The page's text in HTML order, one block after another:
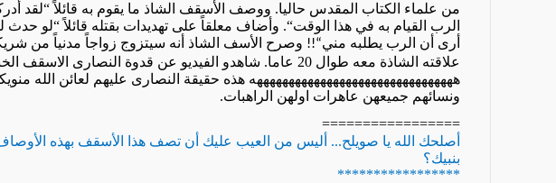
من علماء الكتاب المقدس حاليا. ووصف الأسقف الشاذ ما يقوم به قائلاً“لقد
الرب القيام به في هذا الوقت“. وأضاف معلقاً على تهديدات بقتله قائلاً“لو حدث
أرى أن الرب يطلبه مني“!! وصرح الأسف الشاذ أنه سيتزوج زواجاً مدنياً من
علاقته الشاذة معه طوال 20 عاما. شاهدو الفيديو عن قدوة النصارى الاسقف
ههههههههههههههههههههههههههههههههه هذه حقيقة النصارى عليهم لعائن الله
ونسائهم جميعهن عاهرات اولهن الراهبات.
=================
أصلحك الله يا صويلح... أليس من العيب عليك أن تصف هذا الأسقف بهذه
بنبيك؟
*****************